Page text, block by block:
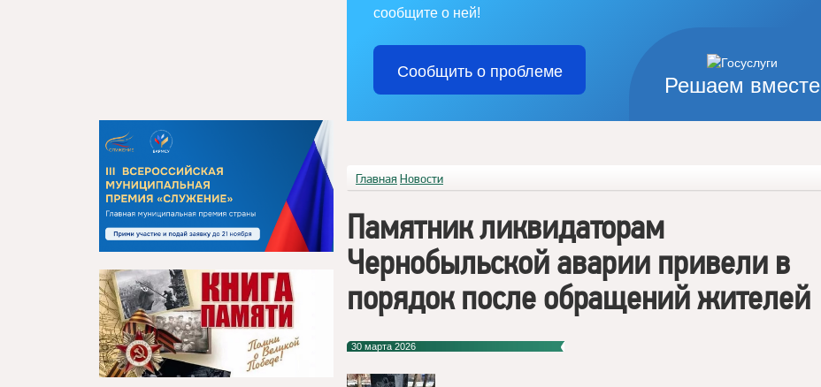
Решаем вместе
сообщите о ней!
Сообщить о проблеме
Главная Новости
Памятник ликвидаторам
Чернобыльской аварии привели в
порядок после обращений жителей
30 марта 2026